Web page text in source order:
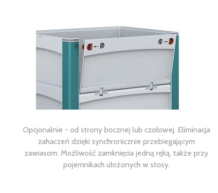
Opcjonalnie - od strony bocznej lub czołowej. Eliminacja
zahaczeń dzięki synchronicznie przebiegającym
zawiasom. Możliwość zamknięcia jedną ręką, także przy
pojemnikach ułożonych w stosy.